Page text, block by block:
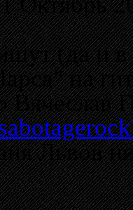
(да и
на
Львов